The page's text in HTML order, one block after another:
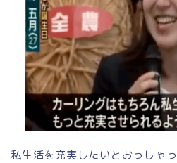
私生活を充実したいとおっしゃっ